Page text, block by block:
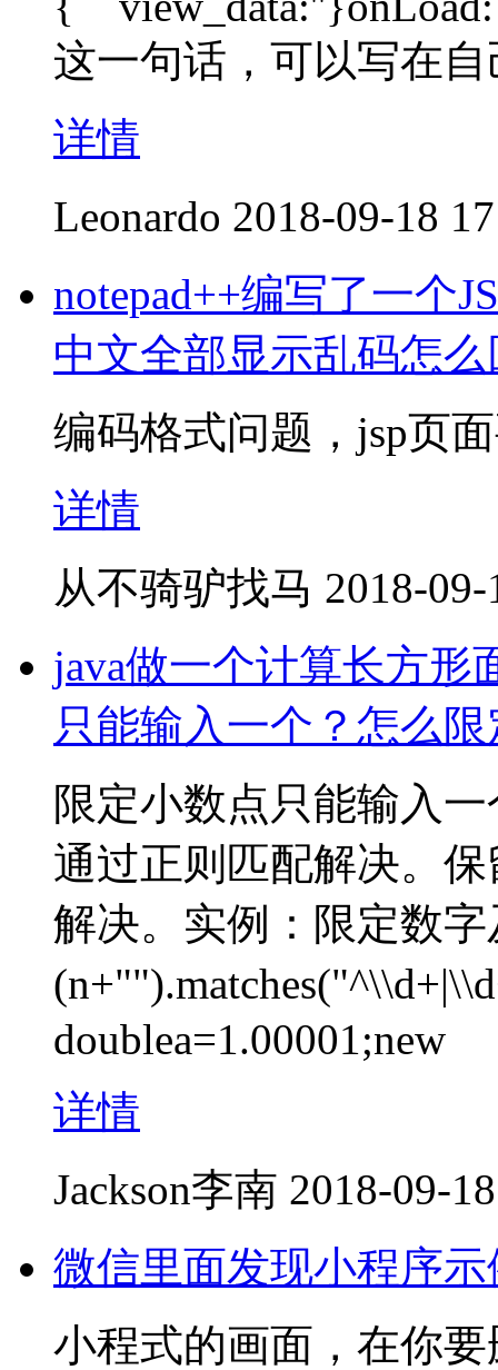
这一句话，可以写在自
详情
Leonardo 2018-09-18
notepad++编写了一个
中文全部显示乱码怎
编码格式问题，jsp页
详情
从不骑驴找马 2018-
java做一个计算长方形
只能输入一个？怎么
限定小数点只能输入
通过正则匹配解决。
解决。实例：限定数
doublea=1.00001;new
详情
Jackson李南 2018-09-
微信里面发现小程序
小程式的画面，在你